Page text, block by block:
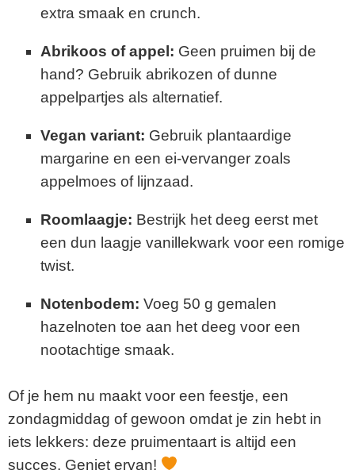
extra smaak en crunch.
Abrikoos of appel: Geen pruimen bij de
hand? Gebruik abrikozen of dunne
appelpartjes als alternatief.
Vegan variant: Gebruik plantaardige
margarine en een ei-vervanger zoals
appelmoes of lijnzaad.
Roomlaagje: Bestrijk het deeg eerst met
een dun laagje vanillekwark voor een romige
twist.
Notenbodem: Voeg 50 g gemalen
hazelnoten toe aan het deeg voor een
nootachtige smaak.
Of je hem nu maakt voor een feestje, een
zondagmiddag of gewoon omdat je zin hebt in
iets lekkers: deze pruimentaart is altijd een
succes. Geniet ervan!